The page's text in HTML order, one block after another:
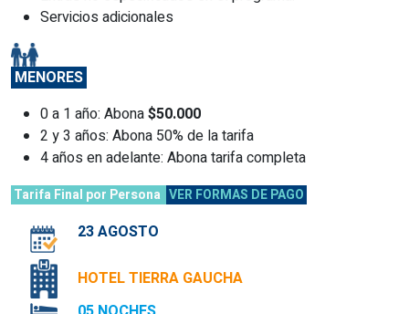
Servicios adicionales
MENORES
0 a 1 año: Abona$50.000
2 y 3 años: Abona 50% de la tarifa
4 años en adelante: Abona tarifa completa
Tarifa Final por Persona VER FORMAS DE PAGO
23 AGOSTO
HOTEL TIERRA GAUCHA